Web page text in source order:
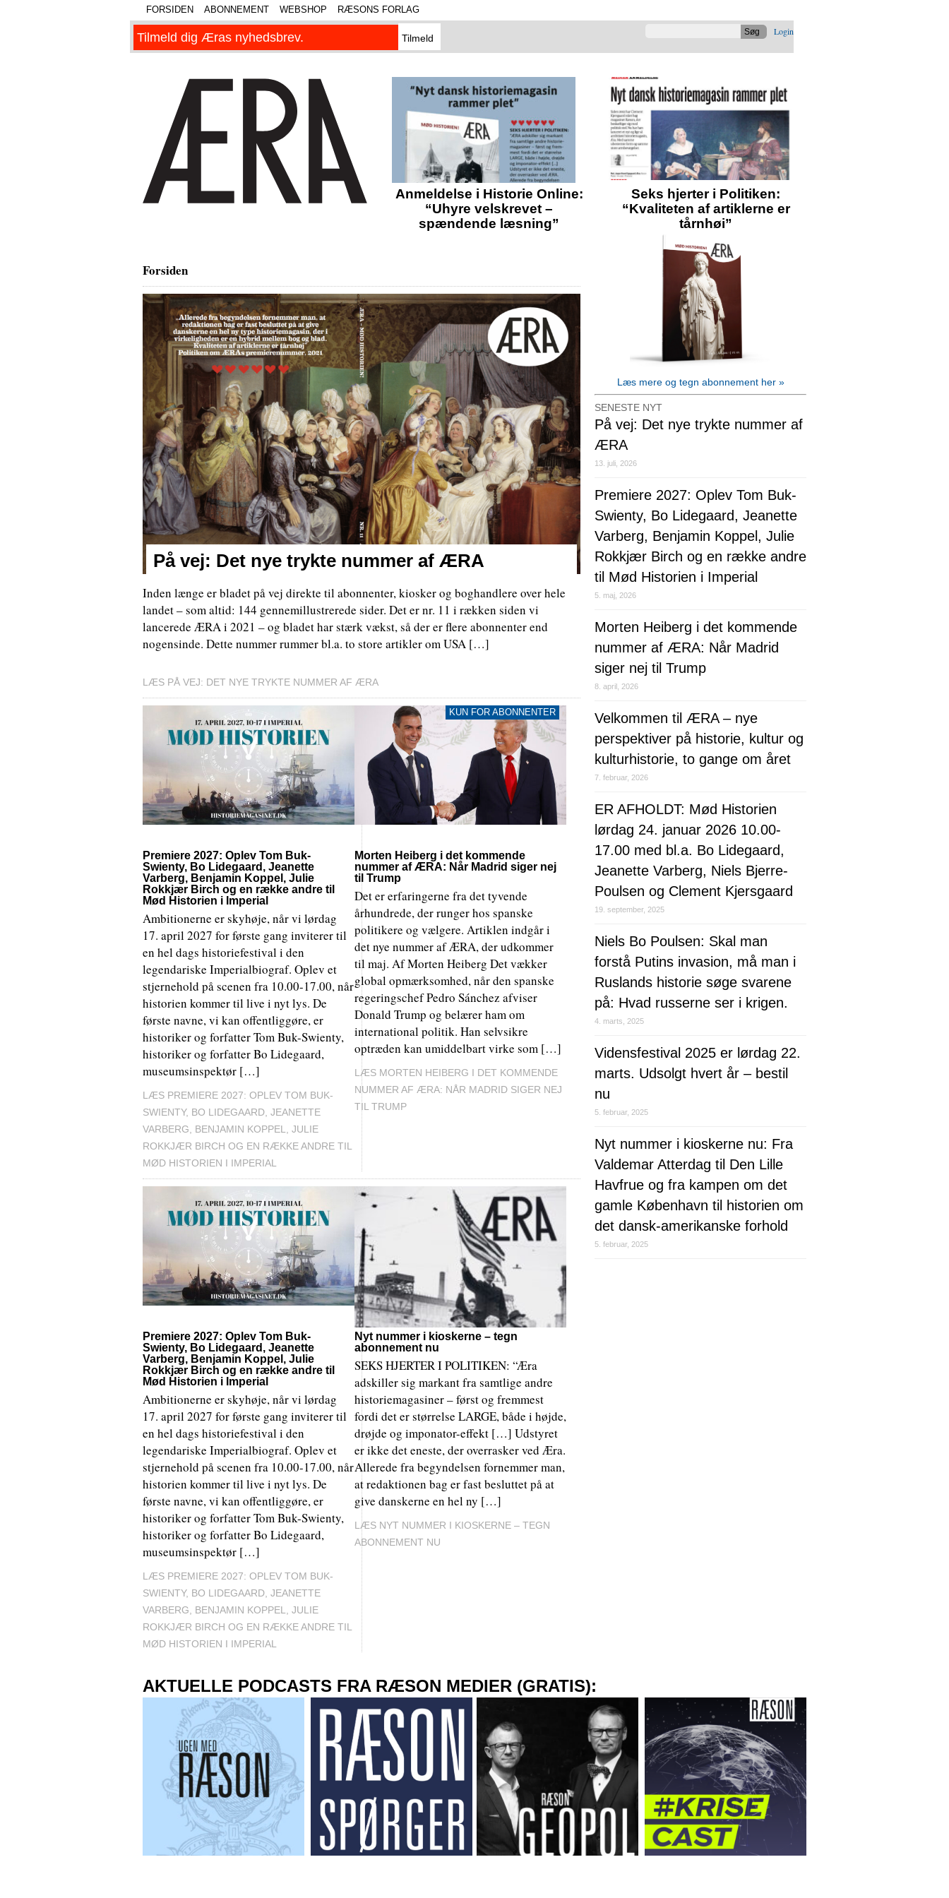
FORSIDEN ABONNEMENT WEBSHOP RÆSONS FORLAG
Login
Anmeldelse i Historie Online:
“Uhyre velskrevet –
spændende læsning”
Seks hjerter i Politiken:
“Kvaliteten af artiklerne er
tårnhøj”
Forsiden
På vej: Det nye trykte nummer af ÆRA
Inden længe er bladet på vej direkte til abonnenter, kiosker og boghandlere over hele
landet – som altid: 144 gennemillustrerede sider. Det er nr. 11 i rækken siden vi
lancerede ÆRA i 2021 – og bladet har stærk vækst, så der er flere abonnenter end
nogensinde. Dette nummer rummer bl.a. to store artikler om USA […]
LÆS PÅ VEJ: DET NYE TRYKTE NUMMER AF ÆRA
Premiere 2027: Oplev Tom Buk-
Swienty, Bo Lidegaard, Jeanette
Varberg, Benjamin Koppel, Julie
Rokkjær Birch og en række andre til
Mød Historien i Imperial
Ambitionerne er skyhøje, når vi lørdag
17. april 2027 for første gang inviterer til
en hel dags historiefestival i den
legendariske Imperialbiograf. Oplev et
stjernehold på scenen fra 10.00-17.00, når
historien kommer til live i nyt lys. De
første navne, vi kan offentliggøre, er
historiker og forfatter Tom Buk-Swienty,
historiker og forfatter Bo Lidegaard,
museumsinspektør […]
LÆS PREMIERE 2027: OPLEV TOM BUK-
SWIENTY, BO LIDEGAARD, JEANETTE
VARBERG, BENJAMIN KOPPEL, JULIE
ROKKJÆR BIRCH OG EN RÆKKE ANDRE TIL
MØD HISTORIEN I IMPERIAL
KUN FOR ABONNENTER
Morten Heiberg i det kommende
nummer af ÆRA: Når Madrid siger nej
til Trump
Det er erfaringerne fra det tyvende
århundrede, der runger hos spanske
politikere og vælgere. Artiklen indgår i
det nye nummer af ÆRA, der udkommer
til maj. Af Morten Heiberg Det vækker
global opmærksomhed, når den spanske
regeringschef Pedro Sánchez afviser
Donald Trump og belærer ham om
international politik. Han selvsikre
optræden kan umiddelbart virke som […]
LÆS MORTEN HEIBERG I DET KOMMENDE
NUMMER AF ÆRA: NÅR MADRID SIGER NEJ
TIL TRUMP
Premiere 2027: Oplev Tom Buk-
Swienty, Bo Lidegaard, Jeanette
Varberg, Benjamin Koppel, Julie
Rokkjær Birch og en række andre til
Mød Historien i Imperial
Ambitionerne er skyhøje, når vi lørdag
17. april 2027 for første gang inviterer til
en hel dags historiefestival i den
legendariske Imperialbiograf. Oplev et
stjernehold på scenen fra 10.00-17.00, når
historien kommer til live i nyt lys. De
første navne, vi kan offentliggøre, er
historiker og forfatter Tom Buk-Swienty,
historiker og forfatter Bo Lidegaard,
museumsinspektør […]
LÆS PREMIERE 2027: OPLEV TOM BUK-
SWIENTY, BO LIDEGAARD, JEANETTE
VARBERG, BENJAMIN KOPPEL, JULIE
ROKKJÆR BIRCH OG EN RÆKKE ANDRE TIL
MØD HISTORIEN I IMPERIAL
Nyt nummer i kioskerne – tegn
abonnement nu
SEKS HJERTER I POLITIKEN: “Æra
adskiller sig markant fra samtlige andre
historiemagasiner – først og fremmest
fordi det er størrelse LARGE, både i højde,
drøjde og imponator-effekt […] Udstyret
er ikke det eneste, der overrasker ved Æra.
Allerede fra begyndelsen fornemmer man,
at redaktionen bag er fast besluttet på at
give danskerne en hel ny […]
LÆS NYT NUMMER I KIOSKERNE – TEGN
ABONNEMENT NU
Læs mere og tegn abonnement her »
SENESTE NYT
På vej: Det nye trykte nummer af
ÆRA
13. juli, 2026
Premiere 2027: Oplev Tom Buk-
Swienty, Bo Lidegaard, Jeanette
Varberg, Benjamin Koppel, Julie
Rokkjær Birch og en række andre
til Mød Historien i Imperial
5. maj, 2026
Morten Heiberg i det kommende
nummer af ÆRA: Når Madrid
siger nej til Trump
8. april, 2026
Velkommen til ÆRA – nye
perspektiver på historie, kultur og
kulturhistorie, to gange om året
7. februar, 2026
ER AFHOLDT: Mød Historien
lørdag 24. januar 2026 10.00-
17.00 med bl.a. Bo Lidegaard,
Jeanette Varberg, Niels Bjerre-
Poulsen og Clement Kjersgaard
19. september, 2025
Niels Bo Poulsen: Skal man
forstå Putins invasion, må man i
Ruslands historie søge svarene
på: Hvad russerne ser i krigen.
4. marts, 2025
Vidensfestival 2025 er lørdag 22.
marts. Udsolgt hvert år – bestil
nu
5. februar, 2025
Nyt nummer i kioskerne nu: Fra
Valdemar Atterdag til Den Lille
Havfrue og fra kampen om det
gamle København til historien om
det dansk-amerikanske forhold
5. februar, 2025